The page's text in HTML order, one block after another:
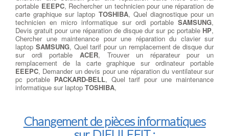
portable EEEPC, Rechercher un technicien pour une réparation de
carte graphique sur laptop TOSHIBA, Quel diagnostique pour un
technicien en micro informatique sur ordi portable SAMSUNG,
Devis gratuit pour une réparation de disque dur sur pc portable HP,
Chercher une maintenance pour une réparation du clavier sur
laptop SAMSUNG, Quel tarif pour un remplacement de disque dur
sur ordi portable ACER, Trouver un réparateur pour un
remplacement de la carte graphique sur ordinateur portable
EEEPC, Demander un devis pour une réparation du ventilateur sur
pc portable PACKARD-BELL, Quel tarif pour une maintenance
informatique sur laptop TOSHIBA,
Changement de pièces informatiques